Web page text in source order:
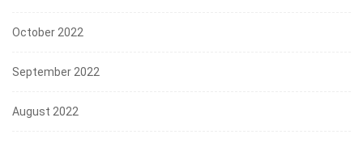
October 2022
September 2022
August 2022